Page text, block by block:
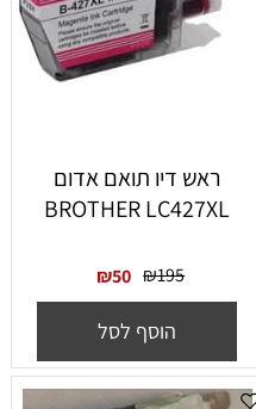
ראש דיו תואם אדום
BROTHER LC427XL
₪195
₪50
הוסף לסל